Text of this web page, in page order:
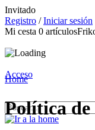
Invitado
Registro /Iniciar sesión
Mi cesta 0 artículos
Acceso
Home
Política de